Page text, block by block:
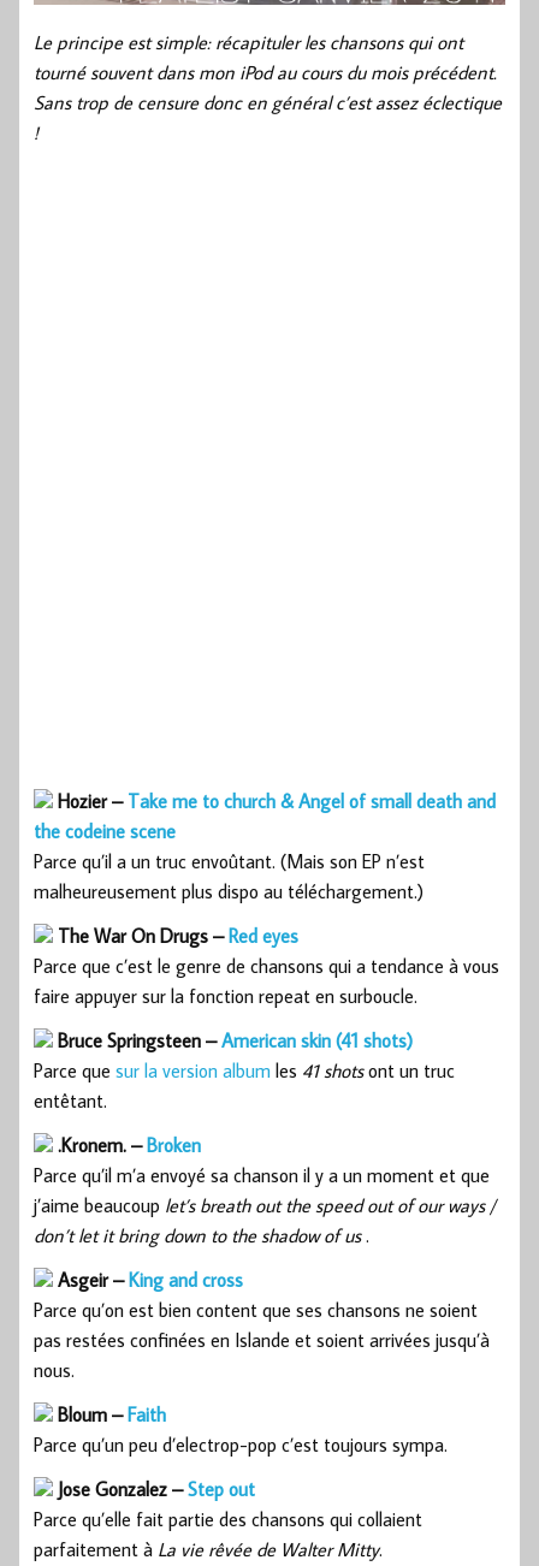
Le principe est simple: récapituler les chansons qui ont
tourné souvent dans mon iPod au cours du mois précédent.
Sans trop de censure donc en général c’est assez éclectique
!
Hozier – Take me to church & Angel of small death and
the codeine scene
Parce qu’il a un truc envoûtant. (Mais son EP n’est
malheureusement plus dispo au téléchargement.)
The War On Drugs –Red eyes
Parce que c’est le genre de chansons qui a tendance à vous
faire appuyer sur la fonction repeat en surboucle.
Bruce Springsteen –American skin (41 shots)
Parce que sur la version album les 41 shotsont un truc
entêtant.
.Kronem. –Broken
Parce qu’il m’a envoyé sa chanson il y a un moment et que
j’aime beaucoup let’s breath out the speed out of our ways /
don’t let it bring down to the shadow of us.
Asgeir –King and cross
Parce qu’on est bien content que ses chansons ne soient
pas restées confinées en Islande et soient arrivées jusqu’à
nous.
Bloum –Faith
Parce qu’un peu d’electrop-pop c’est toujours sympa.
Jose Gonzalez –Step out
Parce qu’elle fait partie des chansons qui collaient
parfaitement à La vie rêvée de Walter Mitty.